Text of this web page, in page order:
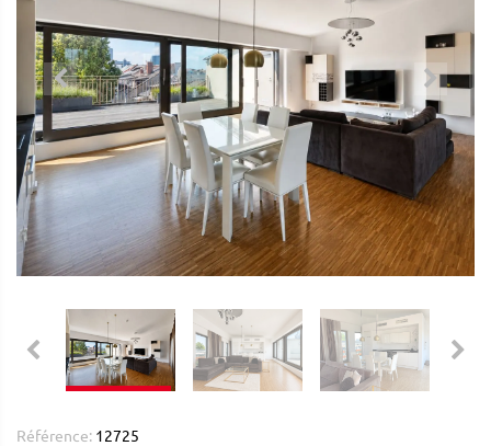
Référence: 12725